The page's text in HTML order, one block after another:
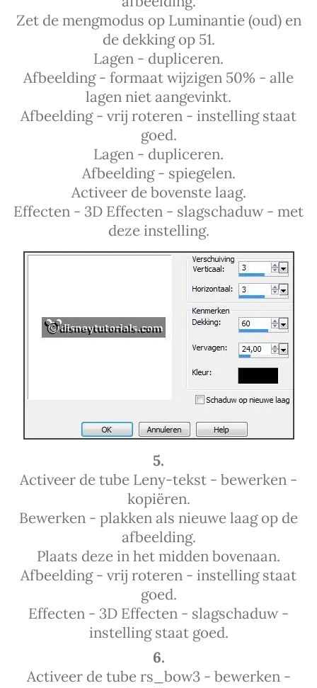
Zet de mengmodus op Luminantie (oud) en
de dekking op 51.
Lagen - dupliceren.
Afbeelding - formaat wijzigen 50% - alle
lagen niet aangevinkt.
Afbeelding - vrij roteren - instelling staat
goed.
Lagen - dupliceren.
Afbeelding - spiegelen.
Activeer de bovenste laag.
Effecten - 3D Effecten - slagschaduw - met
deze instelling.
5.
Activeer de tube Leny-tekst - bewerken -
kopiëren.
Bewerken - plakken als nieuwe laag op de
afbeelding.
Plaats deze in het midden bovenaan.
Afbeelding - vrij roteren - instelling staat
goed.
Effecten - 3D Effecten - slagschaduw -
instelling staat goed.
6.
Activeer de tube rs_bow3 - bewerken -